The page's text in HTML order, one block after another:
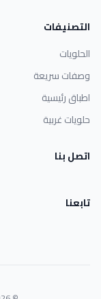
التصنيفات
الحلويات
وصفات سريعة
اطباق رئيسية
حلويات غربية
اتصل بنا
تابعنا